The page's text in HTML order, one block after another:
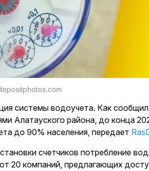
системы водоучета. Как
Алатауского района, до конца
до 90% населения, передает
счетчиков потребление
20 компаний, предлагающих